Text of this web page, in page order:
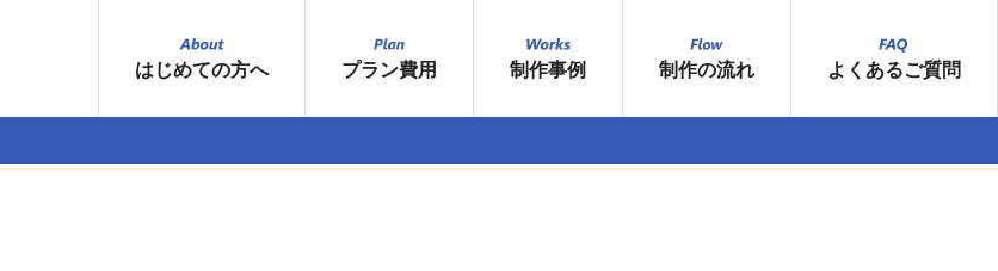
はじめての方へ プラン費用 制作事例 制作の流れ よくあるご質問